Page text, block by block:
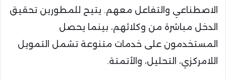
الاصطناعي والتفاعل معهم. يتيح للمطورين تحقيق
الدخل مباشرة من وكلائهم، بينما يحصل
المستخدمون على خدمات متنوعة تشمل التمويل
اللامركزي، التحليل، والأتمتة.